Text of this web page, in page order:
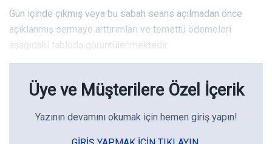
Gün içinde çıkmış veya bu sabah seans açılmadan önce
açıklanmış sermaye arttırımları ve temettü ödemeleri
aşağıdaki tabloda görüntülenmektedir.
Üye ve Müşterilere Özel İçerik
Yazının devamını okumak için hemen giriş yapın!